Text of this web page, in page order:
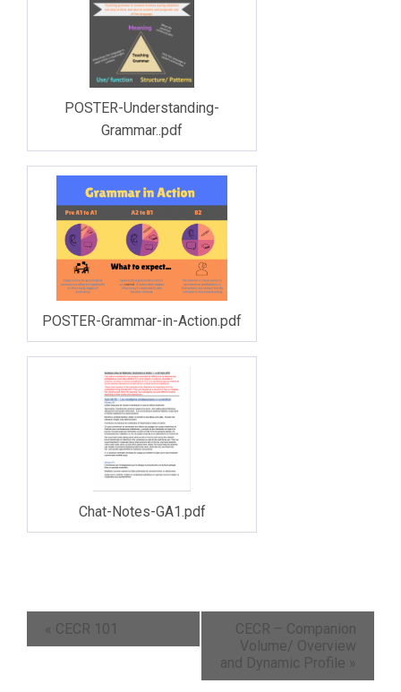
POSTER-Understanding-
Grammar..pdf
POSTER-Grammar-in-Action.pdf
Chat-Notes-GA1.pdf
« CECR 101
CECR – Companion
Volume/ Overview
and Dynamic Profile »